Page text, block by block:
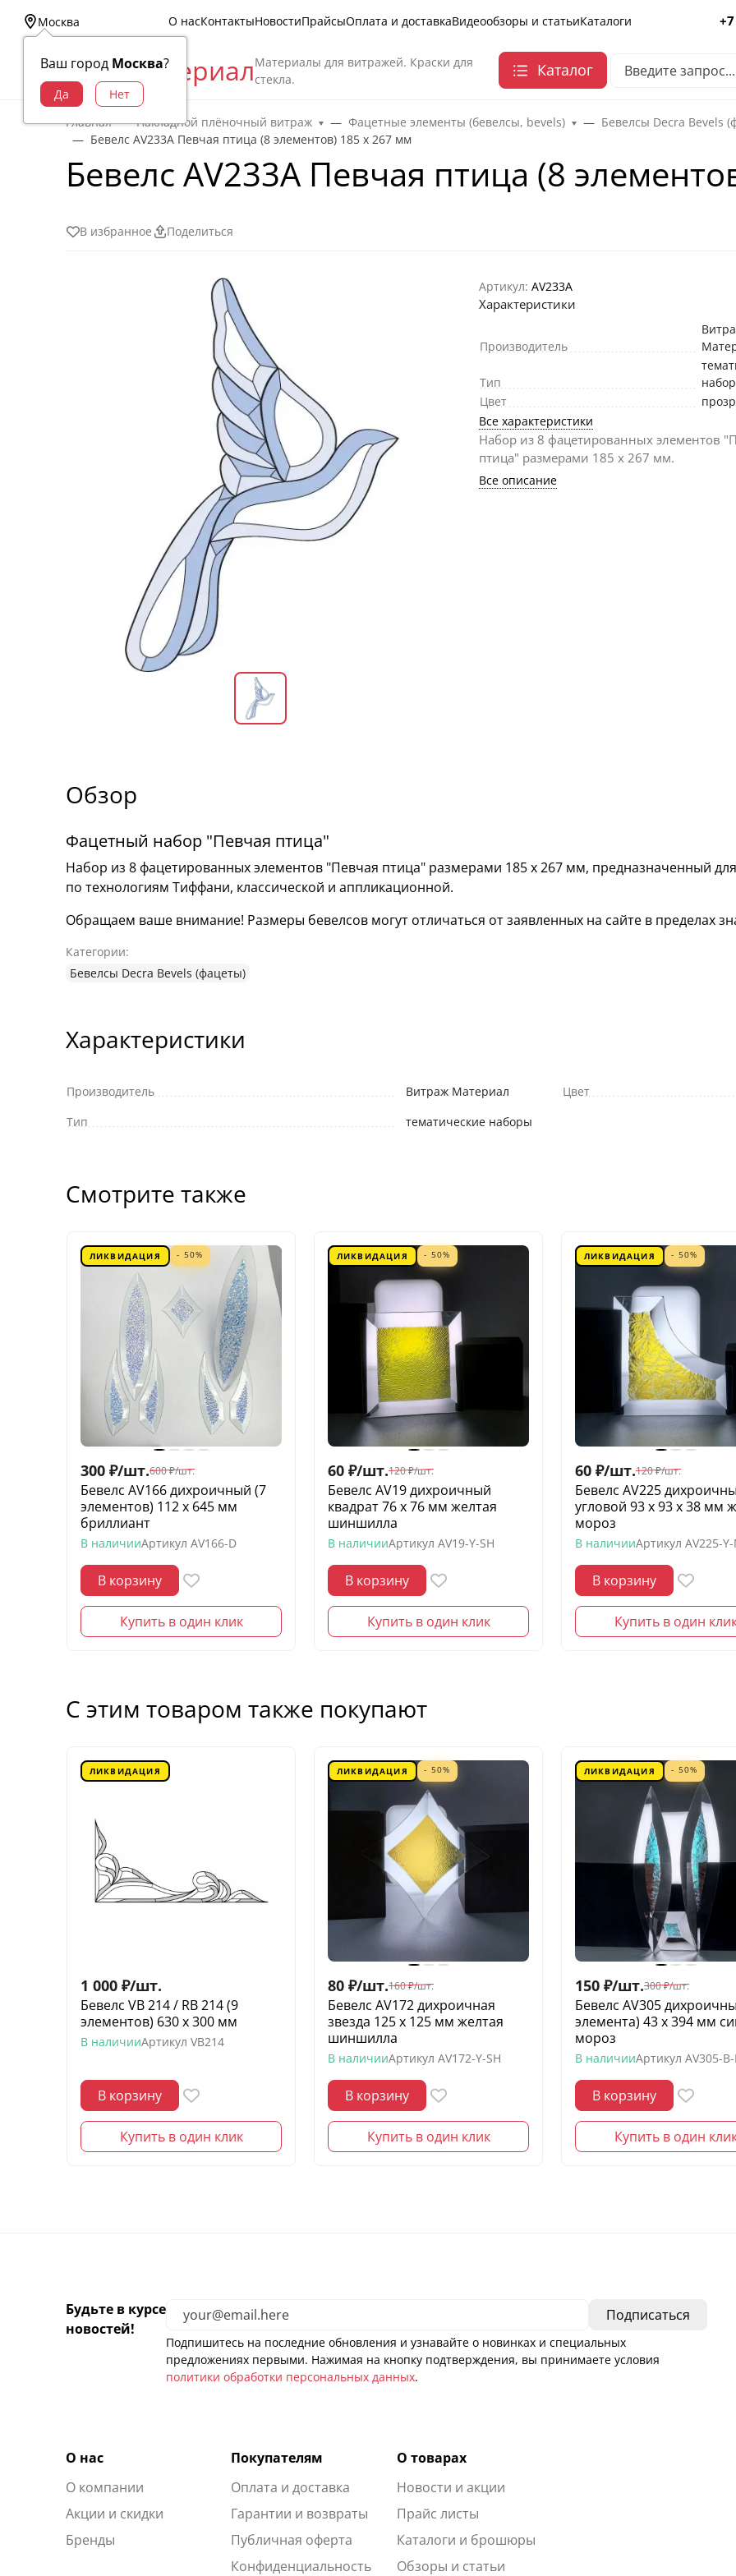
Москва
Ваш город Москва?
О насКонтактыНовостиПрайсыОплата и доставкаВидеообзоры и статьиКаталоги
Витраж МатериалМатериалы для витражей. Краски для
стекла.
Каталог
Главная Накладной плёночный витраж Фацетные элементы (бевелсы, bevels)
Бевелсы Decra Bevels
Бевелс AV233A Певчая птица (8 элементов) 185 х 267 мм
Бевелс AV233A Певчая птица (8
В избранное Поделиться
Артикул: AV233A
Характеристики
Производитель
Тип
Цвет
Все характеристики
Набор из 8 фацетированных элементов
птица" размерами 185 х 267 мм.
Все описание
Обзор
Фацетный набор "Певчая птица"
Набор из 8 фацетированных элементов "Певчая птица" размерами 185 х 267 мм, предназначенный
по технологиям Тиффани, классической и аппликационной.
Обращаем ваше внимание! Размеры бевелсов могут отличаться от заявленных на сайте в пределах
Категории:
Бевелсы Decra Bevels (фацеты)
Характеристики
Производитель
Витраж Материал
Тип
тематические наборы
Цвет
Смотрите также
ЛИКВИДАЦИЯ - 50%
300 ₽/шт.600 ₽/шт.
Бевелс AV166 дихроичный (7
элементов) 112 х 645 мм
бриллиант
В наличииАртикул AV166-D
В корзину
Купить в один клик
ЛИКВИДАЦИЯ - 50%
60 ₽/шт.120 ₽/шт.
Бевелс AV19 дихроичный
квадрат 76 х 76 мм желтая
шиншилла
В наличииАртикул AV19-Y-SH
В корзину
Купить в один клик
ЛИКВИДАЦИЯ - 50%
60 ₽/шт.120 ₽/шт.
Бевелс AV225
угловой 93 х 93 х 38 мм
мороз
В наличииАртикул AV225-
В корзину
Купить в один
С этим товаром также покупают
ЛИКВИДАЦИЯ
1 000 ₽/шт.
Бевелс VB 214 / RB 214 (9
элементов) 630 х 300 мм
В наличииАртикул VB214
В корзину
Купить в один клик
ЛИКВИДАЦИЯ - 50%
80 ₽/шт.160 ₽/шт.
Бевелс AV172 дихроичная
звезда 125 х 125 мм желтая
шиншилла
В наличииАртикул AV172-Y-SH
В корзину
Купить в один клик
ЛИКВИДАЦИЯ - 50%
150 ₽/шт.300 ₽/шт.
Бевелс AV305
элемента) 43 х 394 мм
мороз
В наличииАртикул AV305-
В корзину
Купить в один
Будьте в курсе
новостей!
Подпишитесь на последние обновления и узнавайте о новинках и специальных
предложениях первыми. Нажимая на кнопку подтверждения, вы принимаете условия
политики обработки персональных данных.
О нас
О компании
Акции и скидки
Бренды
Покупателям
Оплата и доставка
Гарантии и возвраты
Публичная оферта
Конфиденциальность
О товарах
Новости и акции
Прайс листы
Каталоги и брошюры
Обзоры и статьи